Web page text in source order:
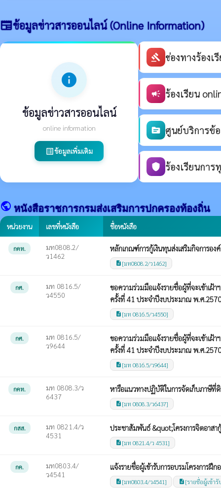
newspaperข้อมูลข่าวสารออนไลน์ (Online Information)
info
ข้อมูลข่าวสารออนไลน์
online information
list_altข้อมูลเพิ่มเติม
gavel ช่องทางร้อง
campaign ร้องเรียน
source ศูนย์บริการข้
shield ร้องเรียนกา
public หนังสือราชการกรมส่งเสริมการปกครองท้องถิ่น
หน่วยงาน เลขที่หนังสือ ชื่อหนังสือ
กคท.
มท0808.2/
ว1462
หลักเกณฑ์การกู้เงินทุนส่งเสริมกิจการอง
description [มท0808.2/ว1462]
กศ.
มท 0816.5/
ว4550
ขอความร่วมมือแจ้งรายชื่อผู้ที่จะเข้าเฝ้
ครั้งที่ 41 ประจำปีงบประมาณ พ.ศ.2570
description [มท 0816.5/ว4550]
กศ.
มท 0816.5/
ว9644
ขอความร่วมมือแจ้งรายชื่อผู้ที่จะเข้าเฝ้
ครั้งที่ 41 ประจำปีงบประมาณ พ.ศ.2570
description [มท 0816.5/ว9644]
กคท.
มท 0808.3/ว
6437
หารือแนวทางปฏิบัติในการจัดเก็บภาษีที่
description [มท 0808.3/ว6437]
กสส.
มท 0821.4/ว
4531
ประชาสัมพันธ์ &quot;โครงการจิตอาส
description [มท 0821.4/ว 4531]
กค.
มท0803.4/
ว4541
แจ้งรายชื่อผู้เข้ารับการอบรมโครงการ
description [มท0803.4/ว4541] description [รายชื่อผู้เข้ารั